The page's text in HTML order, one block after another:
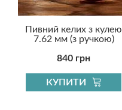
Пивний келих з кулею
7.62 мм (з ручкою)
840 грн
КУПИТИ